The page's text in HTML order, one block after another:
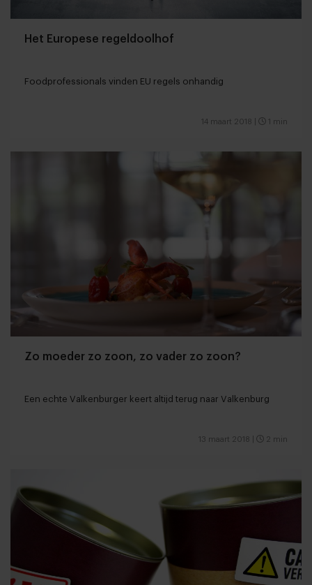
Het Europese regeldoolhof
Foodprofessionals vinden EU regels onhandig
14 maart 2018 1 min
Zo moeder zo zoon, zo vader zo zoon?
Een echte Valkenburger keert altijd terug naar Valkenburg
13 maart 2018 2 min